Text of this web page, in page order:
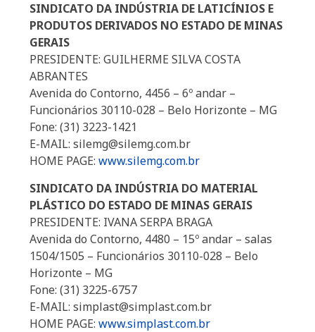
SINDICATO DA INDÚSTRIA DE LATICÍNIOS E
PRODUTOS DERIVADOS NO ESTADO DE MINAS
GERAIS
PRESIDENTE: GUILHERME SILVA COSTA
ABRANTES
Avenida do Contorno, 4456 – 6º andar –
Funcionários 30110-028 – Belo Horizonte – MG
Fone: (31) 3223-1421
E-MAIL: silemg@silemg.com.br
HOME PAGE: www.silemg.com.br
SINDICATO DA INDÚSTRIA DO MATERIAL
PLÁSTICO DO ESTADO DE MINAS GERAIS
PRESIDENTE: IVANA SERPA BRAGA
Avenida do Contorno, 4480 – 15º andar – salas
1504/1505 – Funcionários 30110-028 – Belo
Horizonte – MG
Fone: (31) 3225-6757
E-MAIL: simplast@simplast.com.br
HOME PAGE:www.simplast.com.br